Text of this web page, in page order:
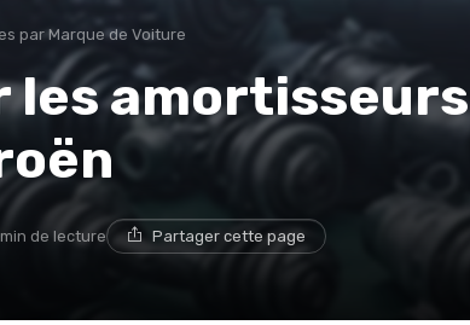
par Marque de Voiture
les amortisseurs
de lecture Partager cette page